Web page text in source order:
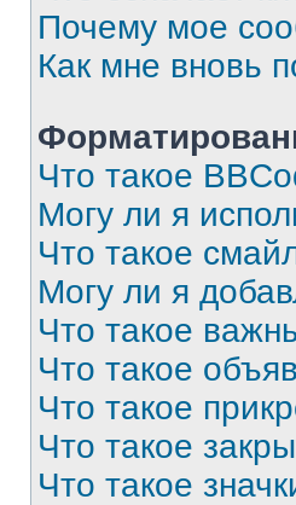
Почему мое
Как мне вновь
Что такое
Могу ли я
Что такое
Могу ли я
Что такое
Что такое
Что такое
Что такое
Что такое